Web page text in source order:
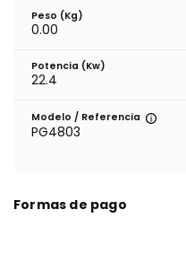
Peso (kg)
0.00
Potencia (Kw)
22.4
Modelo / Referencia
PG4803
Formas de pago